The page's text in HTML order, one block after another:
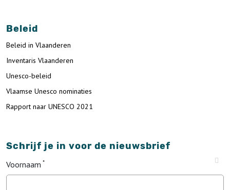
Beleid
Beleid in Vlaanderen
Inventaris Vlaanderen
Unesco-beleid
Vlaamse Unesco nominaties
Rapport naar UNESCO 2021
Schrijf je in voor de nieuwsbrief
Voornaam